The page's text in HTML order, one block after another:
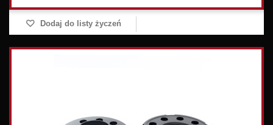
Dodaj do listy życzeń